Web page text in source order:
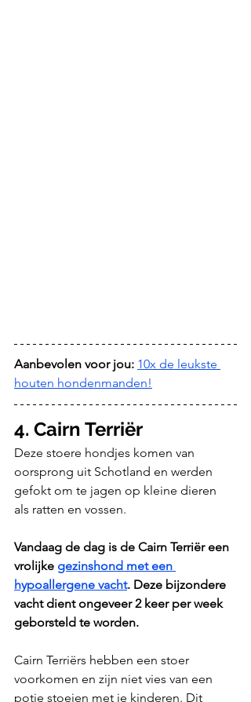
Aanbevolen voor jou: 10x de leukste
houten hondenmanden!
4. Cairn Terriër
Deze stoere hondjes komen van
oorsprong uit Schotland en werden
gefokt om te jagen op kleine dieren
als ratten en vossen.
Vandaag de dag is de Cairn Terriër een
vrolijke gezinshond met een
hypoallergene vacht. Deze bijzondere
vacht dient ongeveer 2 keer per week
geborsteld te worden.
Cairn Terriërs hebben een stoer
voorkomen en zijn niet vies van een
potje stoeien met je kinderen. Dit